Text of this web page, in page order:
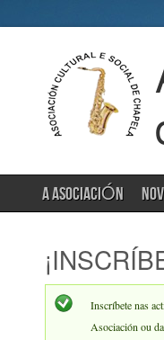
A ASOCIACIÓN
Inscríbete nas
Asociación ou